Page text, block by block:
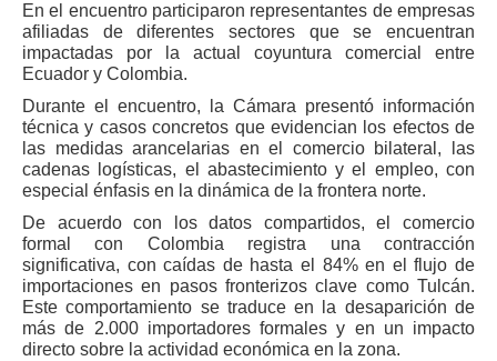
En el encuentro participaron representantes de empresas
afiliadas de diferentes sectores que se encuentran
impactadas por la actual coyuntura comercial entre
Ecuador y Colombia.
Durante el encuentro, la Cámara presentó información
técnica y casos concretos que evidencian los efectos de
las medidas arancelarias en el comercio bilateral, las
cadenas logísticas, el abastecimiento y el empleo, con
especial énfasis en la dinámica de la frontera norte.
De acuerdo con los datos compartidos, el comercio
formal con Colombia registra una contracción
significativa, con caídas de hasta el 84% en el flujo de
importaciones en pasos fronterizos clave como Tulcán.
Este comportamiento se traduce en la desaparición de
más de 2.000 importadores formales y en un impacto
directo sobre la actividad económica en la zona.